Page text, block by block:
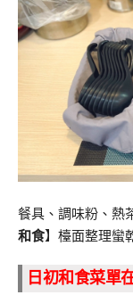
餐具、調味粉、熱
和食】檯面整理蠻
日初和食菜單